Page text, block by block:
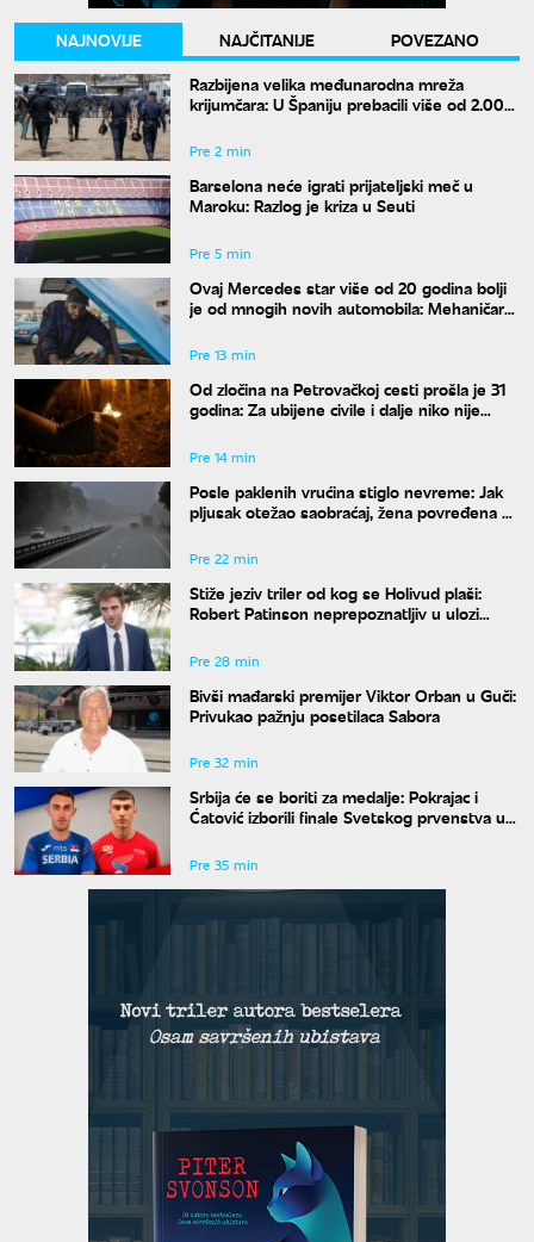
NAJNOVIJE NAJČITANIJE
POVEZANO
Razbijena velika međunarodna mreža
krijumčara: U Španiju prebacili više od 2.000
Pre 2 min
Barselona neće igrati prijateljski meč u
Maroku: Razlog je kriza u Seuti
Pre 5 min
Ovaj Mercedes star više od 20 godina bolji
je od mnogih novih automobila: Mehaničar
Pre 13 min
Od zločina na Petrovačkoj cesti prošla je 31
godina: Za ubijene civile i dalje niko nije
Pre 14 min
Posle paklenih vrućina stiglo nevreme: Jak
pljusak otežao saobraćaj, žena povređena u
Pre 22 min
Stiže jeziv triler od kog se Holivud plaši:
Robert Patinson neprepoznatljiv u ulozi
Pre 28 min
Bivši mađarski premijer Viktor Orban u Guči:
Privukao pažnju posetilaca Sabora
Pre 32 min
Srbija će se boriti za medalje: Pokrajac i
Ćatović izborili finale Svetskog prvenstva u
Pre 35 min